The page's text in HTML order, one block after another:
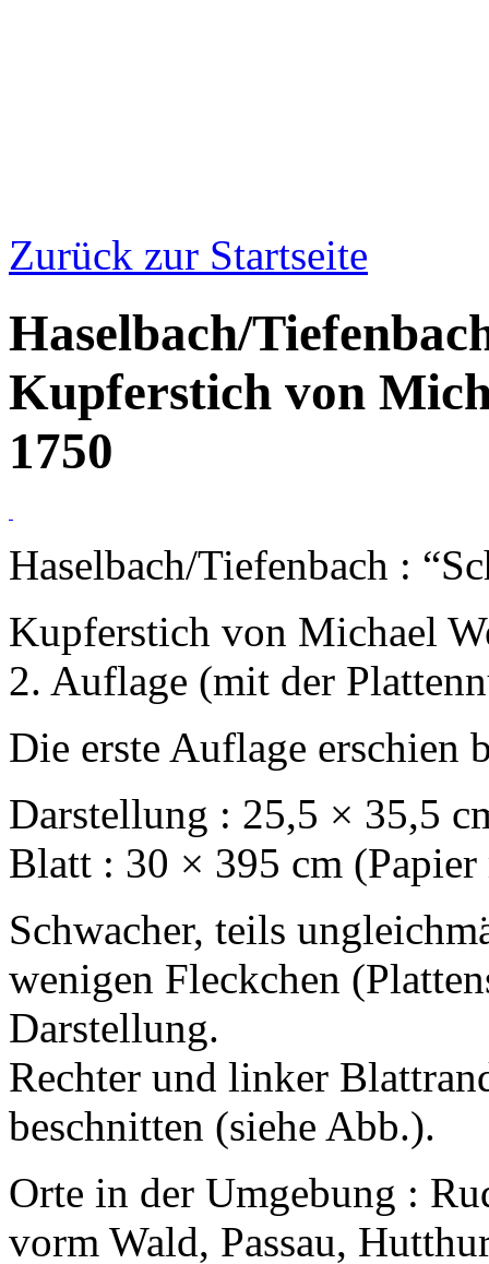
Zurück zur Startseite
Haselbach/
Kupferstich von
1750
Haselbach/Tiefenbach :
Kupferstich von Michael
2. Auflage (mit der
Die erste Auflage erschien
Darstellung : 25,5 × 35,5
Blatt : 30 × 395 cm (Papier
Schwacher, teils
wenigen Fleckchen
Darstellung.
Rechter und linker
beschnitten (siehe Abb.).
Orte in der Umgebung :
vorm Wald, Passau,